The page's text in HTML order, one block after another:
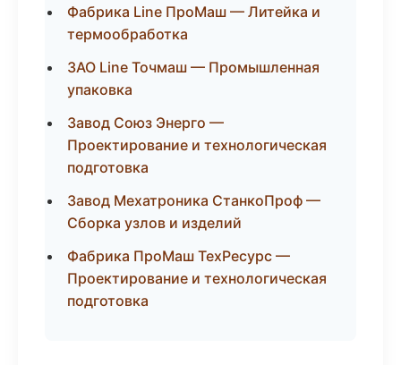
Фабрика Line ПроМаш — Литейка и
термообработка
ЗАО Line Точмаш — Промышленная
упаковка
Завод Союз Энерго —
Проектирование и технологическая
подготовка
Завод Мехатроника СтанкоПроф —
Сборка узлов и изделий
Фабрика ПроМаш ТехРесурс —
Проектирование и технологическая
подготовка